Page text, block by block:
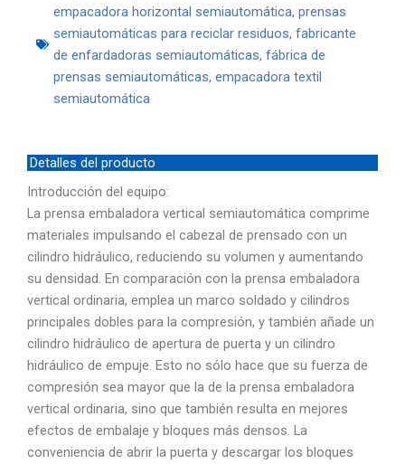
empacadora horizontal semiautomática, prensas
semiautomáticas para reciclar residuos, fabricante
de enfardadoras semiautomáticas, fábrica de
prensas semiautomáticas, empacadora textil
semiautomática
Detalles del producto
Introducción del equipo:
La prensa embaladora vertical semiautomática comprime
materiales impulsando el cabezal de prensado con un
cilindro hidráulico, reduciendo su volumen y aumentando
su densidad. En comparación con la prensa embaladora
vertical ordinaria, emplea un marco soldado y cilindros
principales dobles para la compresión, y también añade un
cilindro hidráulico de apertura de puerta y un cilindro
hidráulico de empuje. Esto no sólo hace que su fuerza de
compresión sea mayor que la de la prensa embaladora
vertical ordinaria, sino que también resulta en mejores
efectos de embalaje y bloques más densos. La
conveniencia de abrir la puerta y descargar los bloques